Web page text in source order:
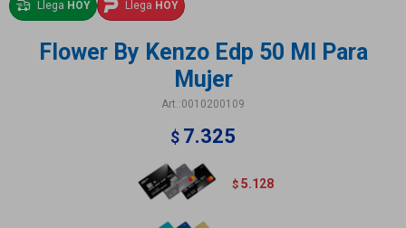
Llega HOY Llega HOY
Flower By Kenzo Edp 50 Ml Para
Mujer
0010200109
$ 7.325
$ 5.128